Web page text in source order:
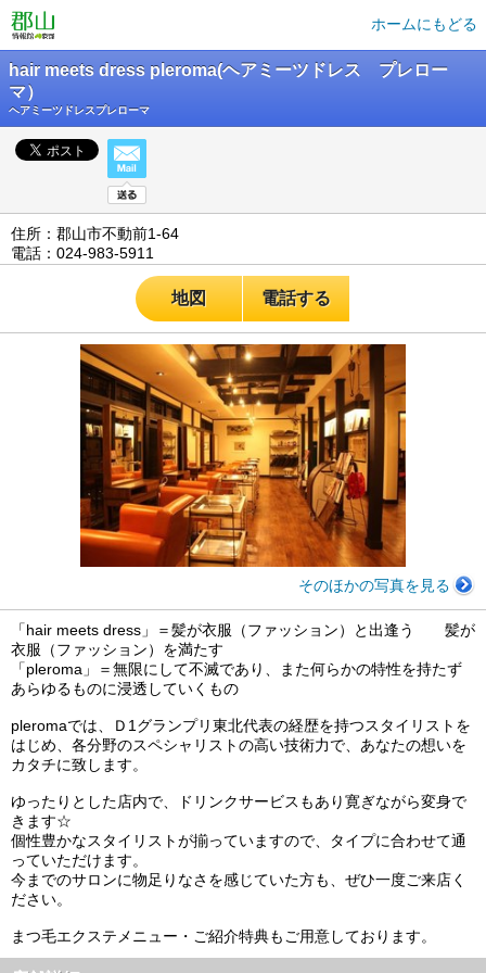
ホームにもどる
hair meets dress pleroma(ヘアミーツドレス プレロー
マ）
ヘアミーツドレスプレローマ
住所：郡山市不動前1-64
電話：024-983-5911
地図 電話する
そのほかの写真を見る
「hair meets dress」＝髪が衣服（ファッション）と出逢う 髪が
衣服（ファッション）を満たす
「pleroma」＝無限にして不滅であり、また何らかの特性を持たず
あらゆるものに浸透していくもの
pleromaでは、Ｄ1グランプリ東北代表の経歴を持つスタイリストを
はじめ、各分野のスペシャリストの高い技術力で、あなたの想いを
カタチに致します。
ゆったりとした店内で、ドリンクサービスもあり寛ぎながら変身で
きます☆
個性豊かなスタイリストが揃っていますので、タイプに合わせて通
っていただけます。
今までのサロンに物足りなさを感じていた方も、ぜひ一度ご来店く
ださい。
まつ毛エクステメニュー・ご紹介特典もご用意しております。